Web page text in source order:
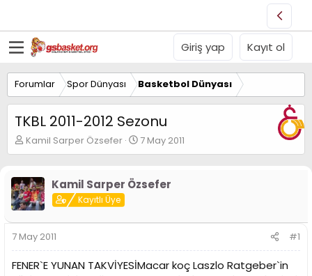
Giriş yap Kayıt ol
Forumlar Spor Dünyası Basketbol Dünyası
TKBL 2011-2012 Sezonu
K
o
u
y
u
B
a
ş
l
a
Kamil Sarper Özsefer
B
a
a
ı
t
a
7 May 2011
Kamil Sarper Özsefer
Kayıtlı Üye
7 May 2011 #1
FENER`E YUNAN TAKVİYESİMacar koç Laszlo Ratgeber`in